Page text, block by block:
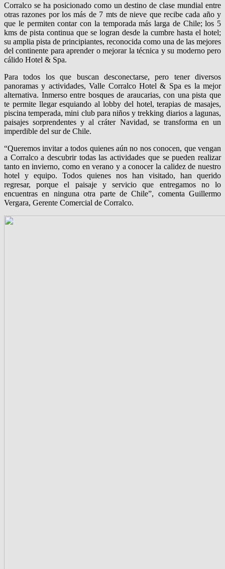
Corralco se ha posicionado como un destino de clase mundial entre
otras razones por los más de 7 mts de nieve que recibe cada año y
que le permiten contar con la temporada más larga de Chile; los 5
kms de pista continua que se logran desde la cumbre hasta el hotel;
su amplia pista de principiantes, reconocida como una de las mejores
del continente para aprender o mejorar la técnica y su moderno pero
cálido Hotel & Spa.
Para todos los que buscan desconectarse, pero tener diversos
panoramas y actividades, Valle Corralco Hotel & Spa es la mejor
alternativa. Inmerso entre bosques de araucarias, con una pista que
te permite llegar esquiando al lobby del hotel, terapias de masajes,
piscina temperada, mini club para niños y trekking diarios a lagunas,
paisajes sorprendentes y al cráter Navidad, se transforma en un
imperdible del sur de Chile.
“Queremos invitar a todos quienes aún no nos conocen, que vengan
a Corralco a descubrir todas las actividades que se pueden realizar
tanto en invierno, como en verano y a conocer la calidez de nuestro
hotel y equipo. Todos quienes nos han visitado, han querido
regresar, porque el paisaje y servicio que entregamos no lo
encuentras en ninguna otra parte de Chile”, comenta Guillermo
Vergara, Gerente Comercial de Corralco.